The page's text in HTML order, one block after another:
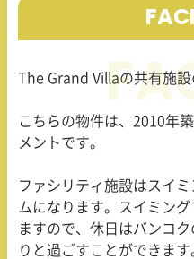
The Grand Villaの共有施設
こちらの物件は、2010年
メントです。
ファシリティ施設はスイ
ムになります。スイミン
ますので、休日はバンコ
りと過ごすことができま